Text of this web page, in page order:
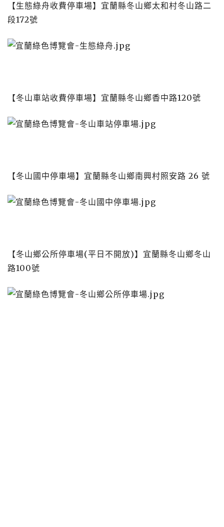
【生態綠舟收費停車場】宜蘭縣冬山鄉太和村冬山路二
段172號
【冬山車站收費停車場】宜蘭縣冬山鄉香中路120號
【冬山國中停車場】宜蘭縣冬山鄉南興村照安路 26 號
【冬山鄉公所停車場(平日不開放)】宜蘭縣冬山鄉冬山
路100號